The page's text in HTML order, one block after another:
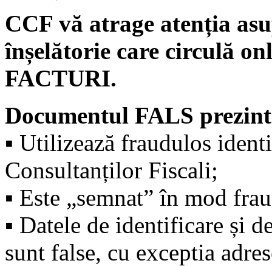
CCF vă atrage atenția
înșelătorie care circulă
FACTURI.
Documentul FALS
▪️ Utilizează fraudulos
Consultanților Fiscali;
▪️ Este „semnat” în mod
▪️ Datele de identificare și
sunt false, cu exceptia